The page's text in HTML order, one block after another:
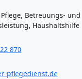
Betreuungs- und
Haushaltshilfe
870
pflegedienst.de